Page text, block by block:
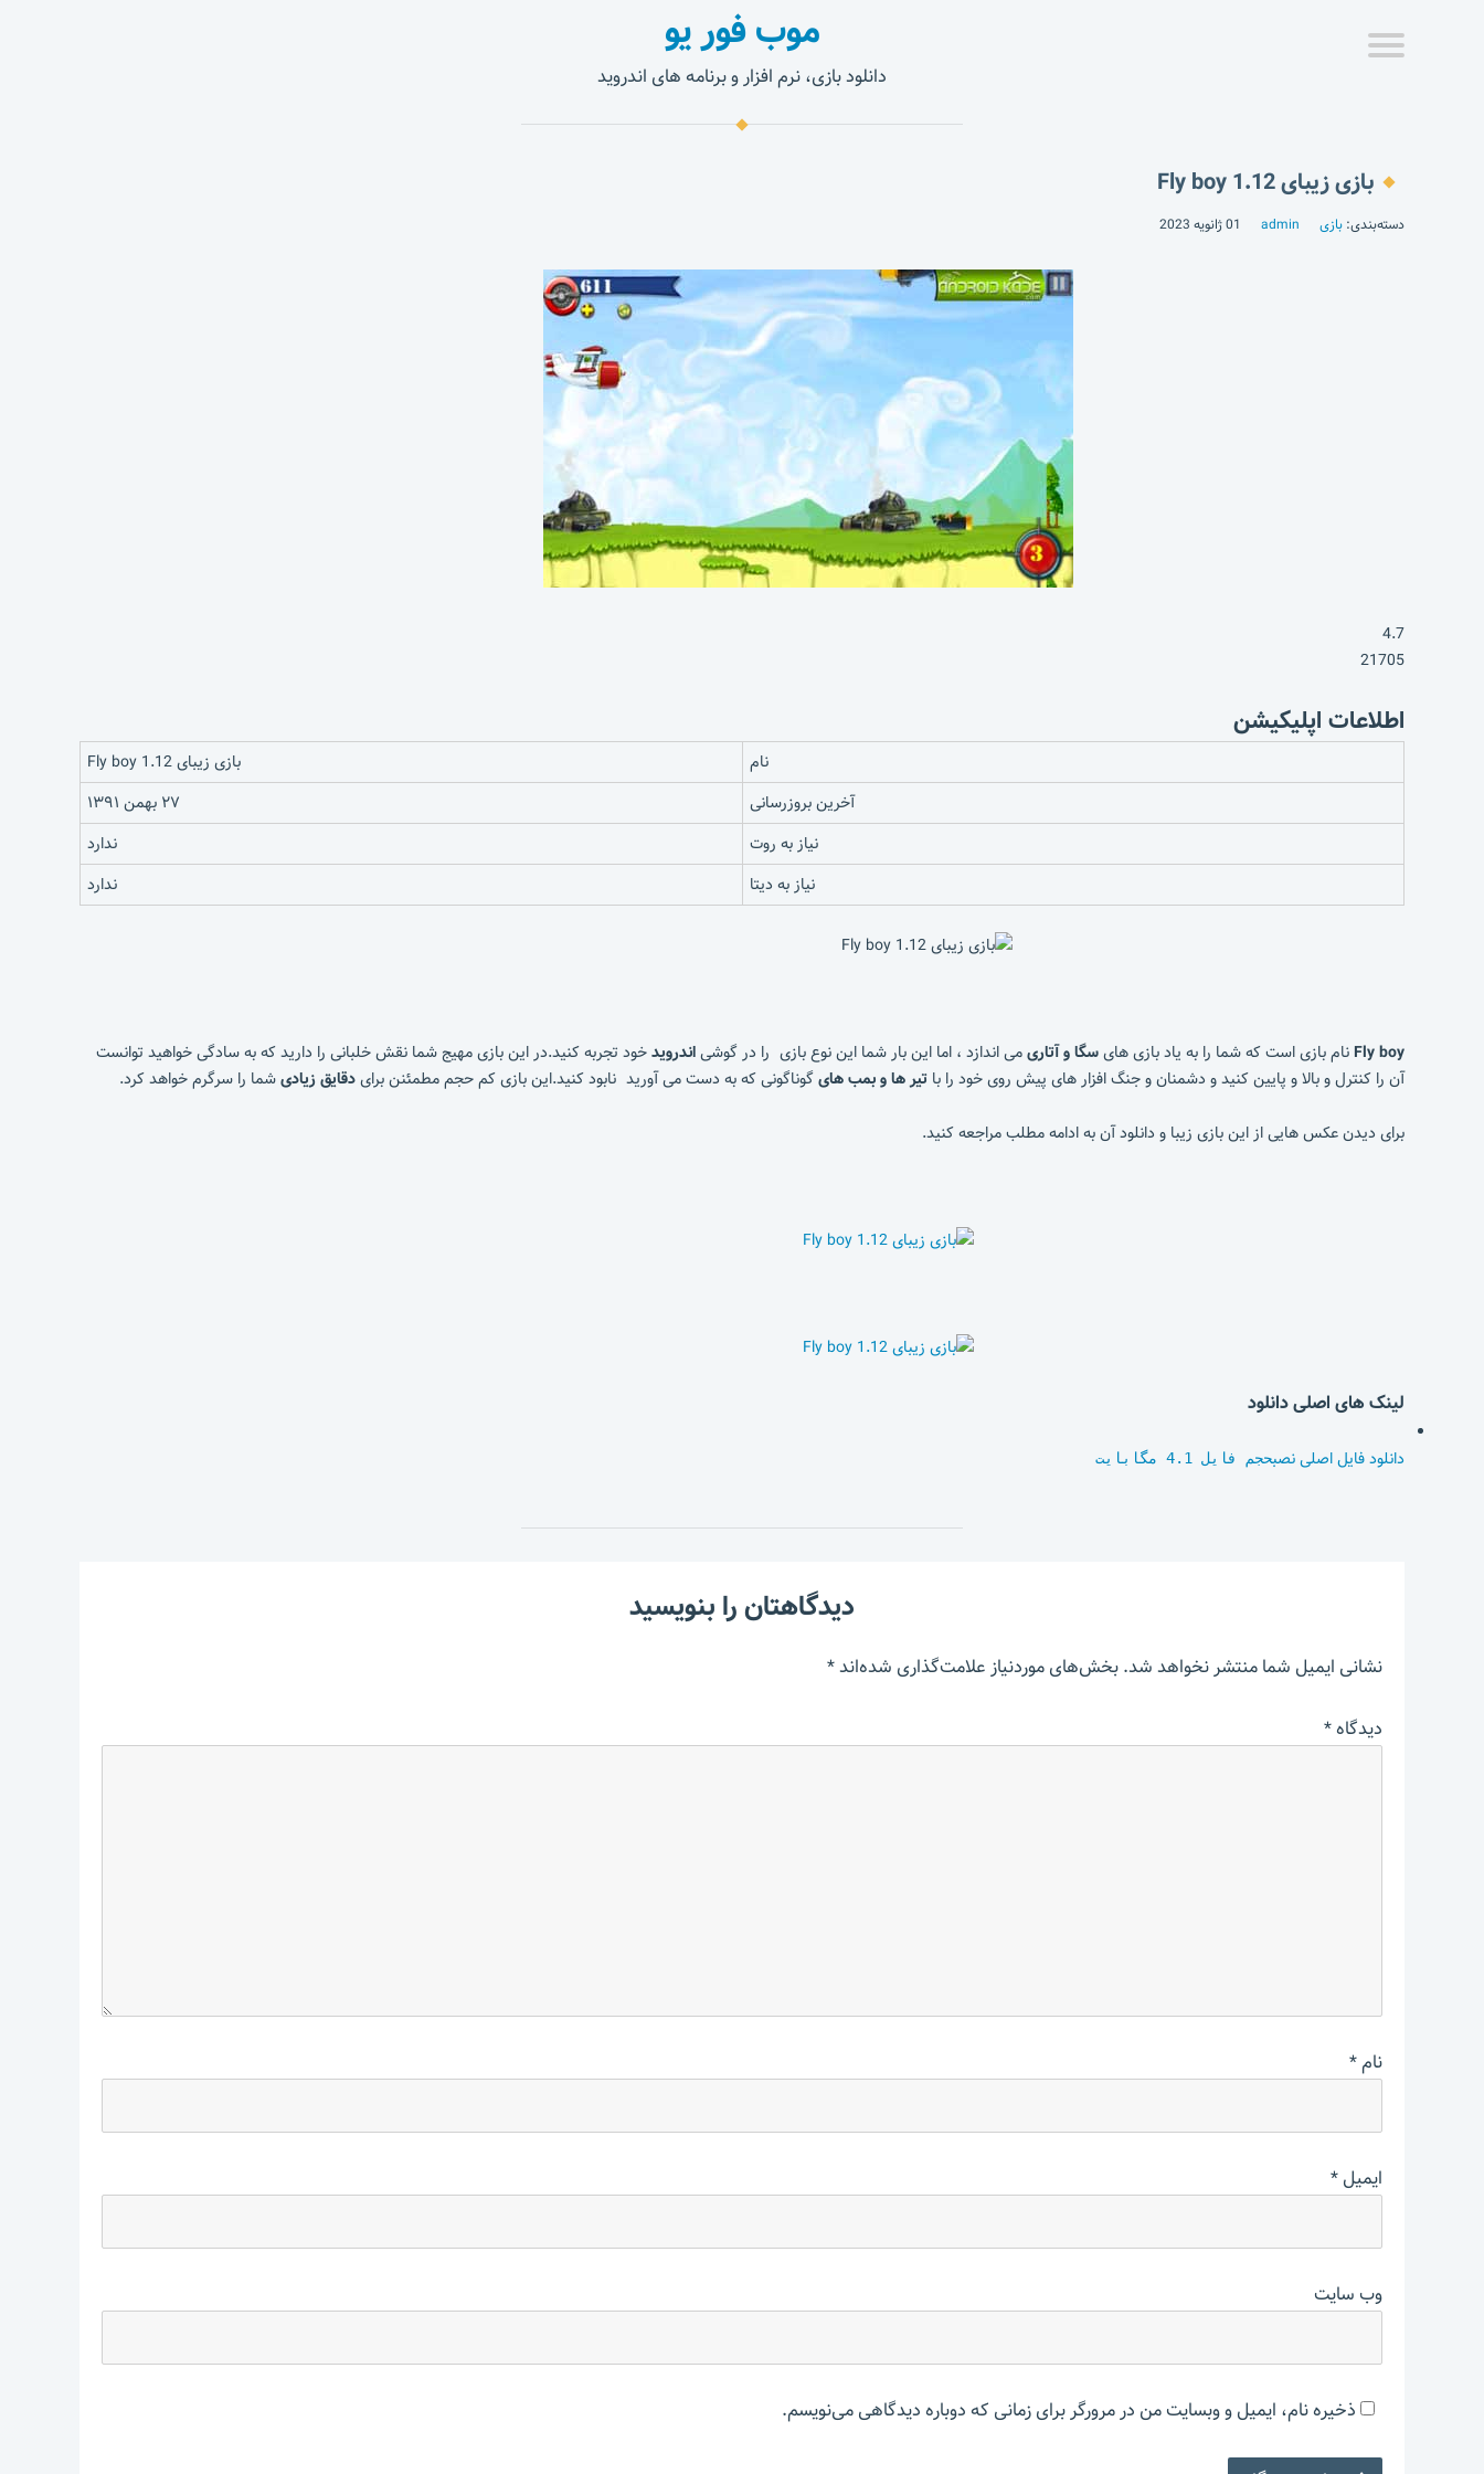
موب فور یو
دانلود بازی، نرم افزار و برنامه های اندروید
بازی زیبای Fly boy 1.12
دسته‌بندی: بازی admin 01 ژانویه 2023
4.7
21705
اطلاعات اپلیکیشن
نام
بازی زیبای Fly boy 1.12
آخرین بروزرسانی
۲۷ بهمن ۱۳۹۱
نیاز به روت
ندارد
نیاز به دیتا
ندارد
Fly boy نام بازی است که شما را به یاد بازی هایسگا و آتاریمی اندازد ، اما این بار شما این نوع بازی را در گوشیاندرویدخود تجربه کنید.در این بازی مهیج شما نقش خلبانی را دارید که به سادگی خواهید توانست
آن را کنترل و بالا و پایین کنید و دشمنان و جنگ افزار های پیش روی خود را با تیر ها و بمب هایگوناگونی که به دست می آورید نابود کنید.این بازی کم حجم مطمئنن برایدقایق زیادیشما را سرگرم خواهد کرد.
برای دیدن عکس هایی از این بازی زیبا و دانلود آن به ادامه مطلب مراجعه کنید.
لینک های اصلی دانلود
دانلود فایل اصلی نصبحجم فایل 4.1 مگابایت
دیدگاهتان را بنویسید
نشانی ایمیل شما منتشر نخواهد شد.بخش‌های موردنیاز علامت‌گذاری شده‌اند*
دیدگاه*
نام*
ایمیل*
وب‌ سایت
ذخیره نام، ایمیل و وبسایت من در مرورگر برای زمانی که دوباره دیدگاهی می‌نویسم.